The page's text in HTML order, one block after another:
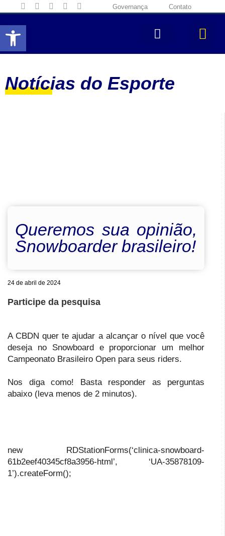
Abrir a barra de ferramentas
Governança Contato
Notícias do Esporte
Queremos sua opinião,
Snowboarder brasileiro!
24 de abril de 2024
Participe da pesquisa
A CBDN quer te ajudar a alcançar o nível que você
deseja no Snowboard e proporcionar um melhor
Campeonato Brasileiro Open para seus riders.
Nos diga como! Basta responder as perguntas
abaixo (leva menos de 2 minutos).
new RDStationForms(‘clinica-snowboard-
61b2eef40345cf8a3956-html’, ‘UA-35878109-
1’).createForm();